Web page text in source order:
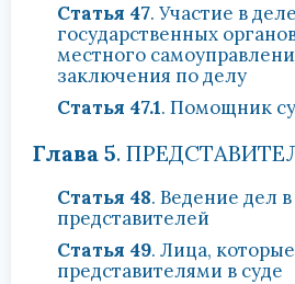
Статья 47. Участие в деле
государственных
местного
заключения по делу
Статья 47.1. Помощник
Глава 5.
Статья 48. Ведение дел
представителей
Статья 49. Лица,
представителями в суде